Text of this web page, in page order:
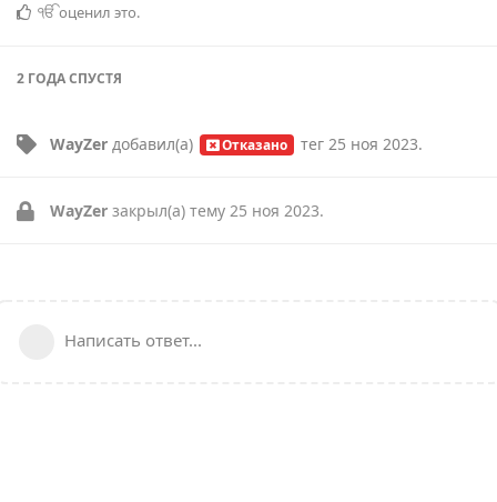
ੴоценил это.
2 ГОДАСПУСТЯ
WayZer добавил(а) Отказано тег 25 ноя 2023.
WayZer закрыл(а) тему 25 ноя 2023.
Написать ответ...